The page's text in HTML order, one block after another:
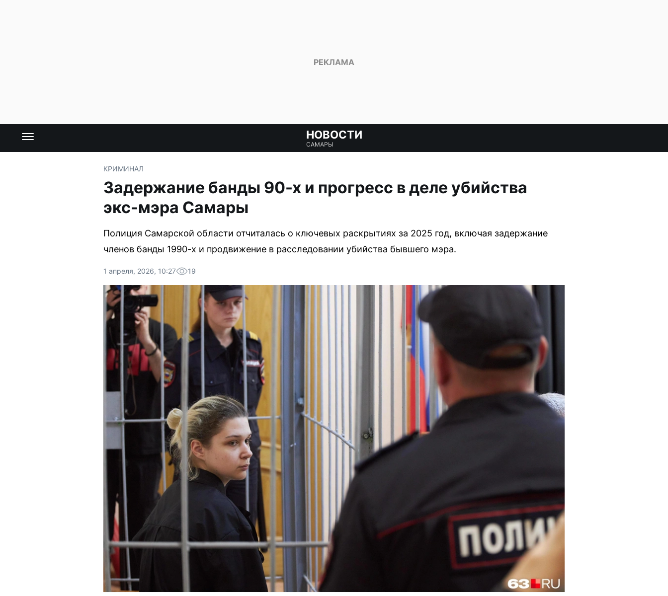
НОВОСТИ
САМАРЫ
КРИМИНАЛ
Задержание банды 90-х и прогресс в деле убийства
экс-мэра Самары
Полиция Самарской области отчиталась о ключевых раскрытиях за 2025 год, включая задержание
членов банды 1990-х и продвижение в расследовании убийства бывшего мэра.
1 апреля, 2026, 10:27 19